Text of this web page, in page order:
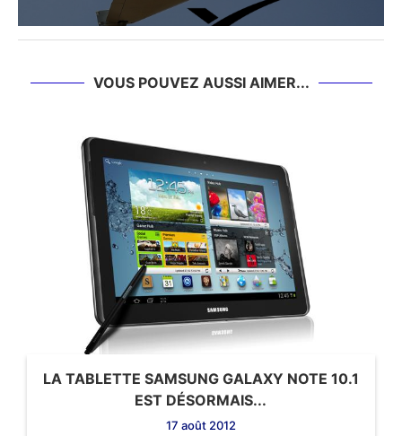
VOUS POUVEZ AUSSI AIMER...
LA TABLETTE SAMSUNG GALAXY NOTE 10.1
EST DÉSORMAIS...
17 août 2012